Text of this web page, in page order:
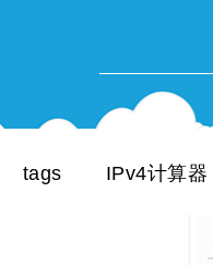
tags IPv4计算器